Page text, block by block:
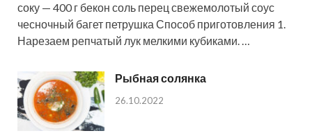
соку — 400 г бекон соль перец свежемолотый соус
чесночный багет петрушка Способ приготовления 1.
Нарезаем репчатый лук мелкими кубиками. …
Рыбная солянка
26.10.2022